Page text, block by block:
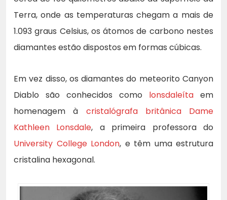
Terra, onde as temperaturas chegam a mais de
1.093 graus Celsius, os átomos de carbono nestes
diamantes estão dispostos em formas cúbicas.
Em vez disso, os diamantes do meteorito Canyon
Diablo são conhecidos como lonsdaleíta em
homenagem à cristalógrafa britânica Dame
Kathleen Lonsdale, a primeira professora do
University College London, e têm uma estrutura
cristalina hexagonal.